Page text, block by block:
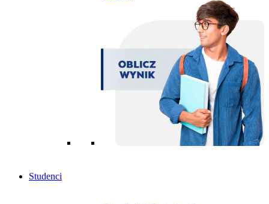
Studenci